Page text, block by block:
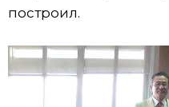
построил.